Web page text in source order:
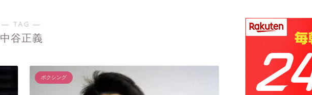
― TAG ―
中谷正義
ボクシング